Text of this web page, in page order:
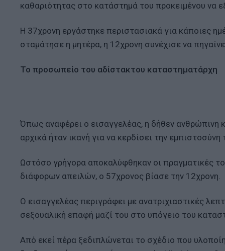
καθαριότητας στο κατάστημά του προκειμένου να
Η 37χρονη εργάστηκε περιστασιακά για κάποιες
σταμάτησε η μητέρα, η 12χρονη συνέχισε να
Το προσωπείο του αδίστακτου καταστηματάρχη
Όπως αναφέρει ο εισαγγελέας, η δήθεν ανθρώπινη
αρχικά ήταν ικανή για να κερδίσει την εμπιστοσύνη
Ωστόσο γρήγορα αποκαλύφθηκαν οι πραγματικές
διάφορων απειλών, ο 57χρονος βίασε την 12χρονη.
Ο εισαγγελέας περιγράφει με ανατριχιαστικές
σεξουαλική επαφή μαζί του στο υπόγειο του
Από εκεί πέρα ξεδιπλώνεται το σχέδιο που